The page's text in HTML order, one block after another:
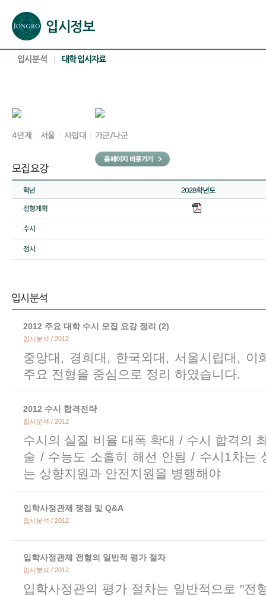
2012 주요 대학 수시 모집 요강 정리 (2)
입시분석 / 2012
중앙대, 경희대, 한국외대, 서울시립대, 이
주요 전형을 중심으로 정리 하였습니다.
2012 수시 합격전략
입시분석 / 2012
수시의 실질 비율 대폭 확대 / 수시 합격의
술 / 수능도 소홀히 해선 안됨 / 수시1차는
는 상향지원과 안전지원을 병행해야
입학사정관제 쟁점 및 Q&A
입시분석 / 2012
입학사정관제 전형의 일반적 평가 절차
입시분석 / 2012
입학사정관의 평가 절차는 일반적으로 "전